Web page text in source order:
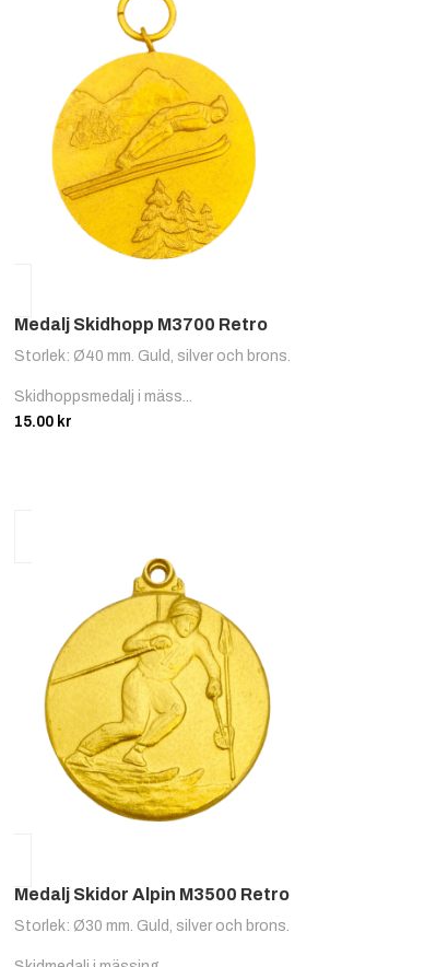
Medalj Skidhopp M3700 Retro
Storlek: Ø40 mm. Guld, silver och brons.
Skidhoppsmedalj i mäss...
15.00 kr
Medalj Skidor Alpin M3500 Retro
Storlek: Ø30 mm. Guld, silver och brons.